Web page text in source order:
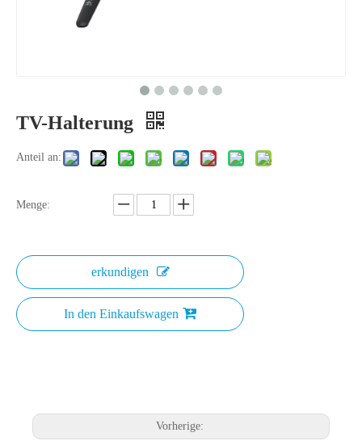
TV-Halterung
Anteil an:
Menge:
erkundigen
In den Einkaufswagen
Vorherige: